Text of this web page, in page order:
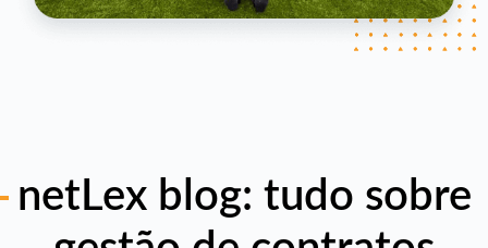
netLex blog: tudo sobre